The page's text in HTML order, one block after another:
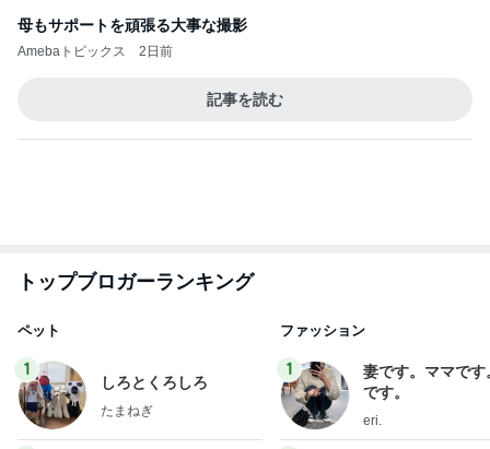
母もサポートを頑張る大事な撮影
Amebaトピックス 2日前
記事を読む
トップブロガーランキング
ペット
1
しろとくろしろ
たまねぎ
ファッション
1
妻です。ママです
です。
eri.